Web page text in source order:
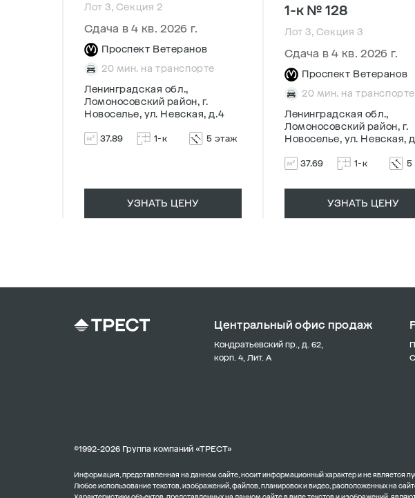
Лот 3, Секция 2
Сдача в 4 кв. 2026 г.
Проспект Ветеранов
20 мин. на транспорте
Ленинградская обл.,
Ломоносовский район, г.
Новоселье, ул. Невская, д.4
37.89 1-к 5 этаж
УЗНАТЬ ЦЕНУ
1-к № 128
Лот 3, Секция 3
Сдача в 4 кв. 2026 г.
Проспект Ветеранов
20 мин. на транспорте
Ленинградская обл.,
Ломоносовский район, г.
Новоселье, ул. Невская,
37.69 1-к 5
УЗНАТЬ ЦЕНУ
Центральный офис продаж
Кондратьевский пр., д. 62,
корп. 4, Лит. А
©1992-2026 Группа компаний «ТРЕСТ»
Информация, представленная на данном сайте, носит информационный характер и не является
Любое использование текстов, изображений, файлов, планировок и видео, расположенных на